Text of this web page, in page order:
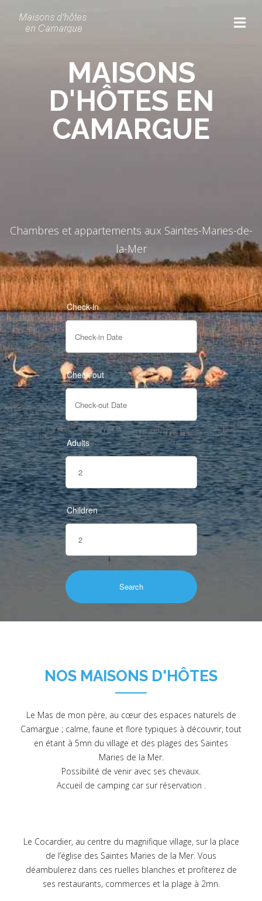
MAISONS
D'HÔTES EN
CAMARGUE
Chambres et appartements aux Saintes-Maries-de-
la-Mer
Check-in
Check-out
Adults
Children
NOS MAISONS D'HÔTES
Le Mas de mon père, au cœur des espaces naturels de
Camargue ; calme, faune et flore typiques à découvrir, tout
en étant à 5mn du village et des plages des Saintes
Maries de la Mer.
Possibilité de venir avec ses chevaux.
Accueil de camping car sur réservation .
Le Cocardier, au centre du magnifique village, sur la place
de l’église des Saintes Maries de la Mer. Vous
déambulerez dans ces ruelles blanches et profiterez de
ses restaurants, commerces et la plage à 2mn.